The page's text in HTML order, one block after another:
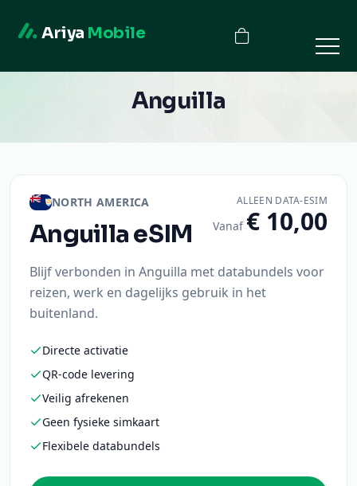
Ariya Mobile
Anguilla
NORTH AMERICA
AnguillaeSIM
ALLEEN DATA-ESIM
Vanaf € 10,00
Blijf verbonden in Anguilla met databundels voor
reizen, werk en dagelijks gebruik in het
buitenland.
Directe activatie
QR-code levering
Veilig afrekenen
Geen fysieke simkaart
Flexibele databundels